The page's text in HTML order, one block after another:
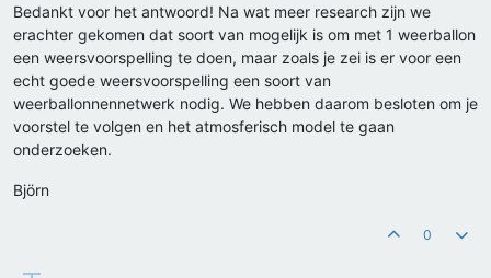
Bedankt voor het antwoord! Na wat meer research zijn we
erachter gekomen dat soort van mogelijk is om met 1 weerballon
een weersvoorspelling te doen, maar zoals je zei is er voor een
echt goede weersvoorspelling een soort van
weerballonnennetwerk nodig. We hebben daarom besloten om je
voorstel te volgen en het atmosferisch model te gaan
onderzoeken.
Björn
0